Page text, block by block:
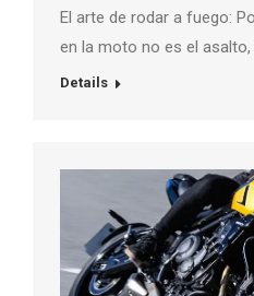
El arte de rodar a fuego:
en la moto no es el
Details